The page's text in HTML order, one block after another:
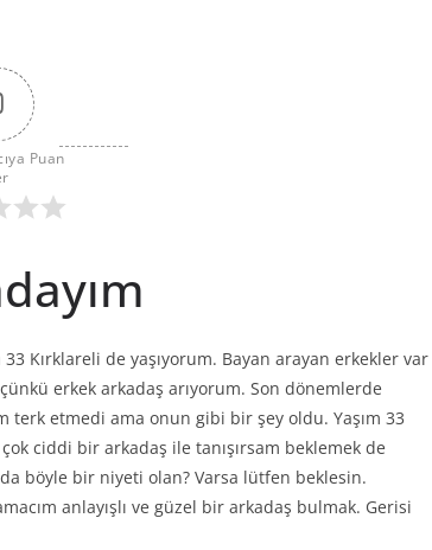
Puan
Kırklareli de yaşıyorum. Bayan arayan erkekler var
erkek arkadaş arıyorum. Son dönemlerde
terk etmedi ama onun gibi bir şey oldu. Yaşım 33
ciddi bir arkadaş ile tanışırsam beklemek de
böyle bir niyeti olan? Varsa lütfen beklesin.
anlayışlı ve güzel bir arkadaş bulmak. Gerisi